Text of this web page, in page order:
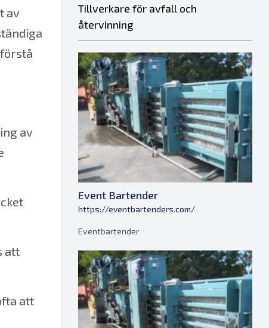
av
av
att
att
Tillverkare för avfall och
återvinning
Event Bartender
https://eventbartenders.com/
Eventbartender